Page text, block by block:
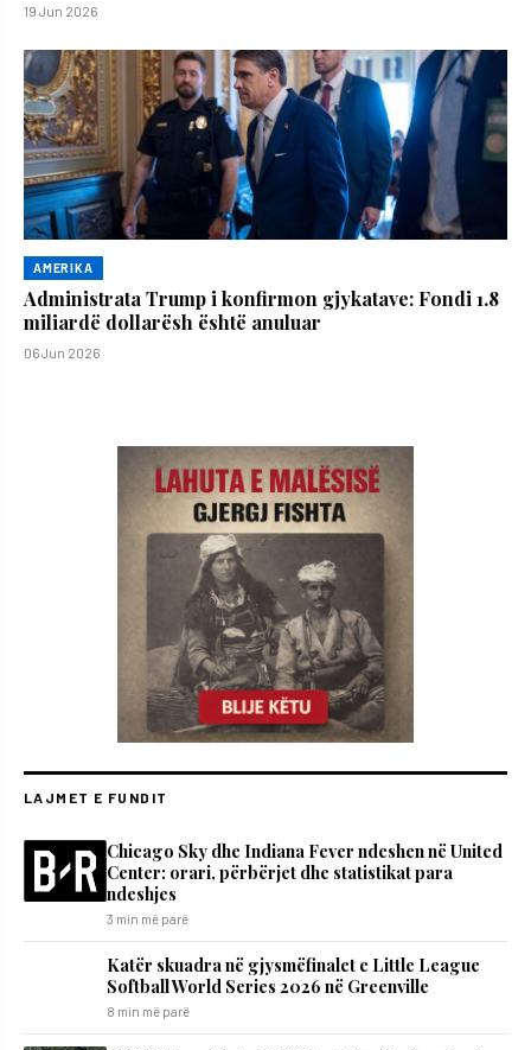
19 Jun 2026
AMERIKA
Administrata Trump i konfirmon gjykatave: Fondi 1.8
miliardë dollarësh është anuluar
06 Jun 2026
LAJMET E FUNDIT
Chicago Sky dhe Indiana Fever ndeshen në United
Center: orari, përbërjet dhe statistikat para
ndeshjes
3 min më parë
Katër skuadra në gjysmëfinalet e Little League
Softball World Series 2026 në Greenville
8 min më parë